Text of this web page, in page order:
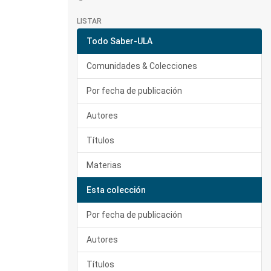
LISTAR
Todo Saber-ULA
Comunidades & Colecciones
Por fecha de publicación
Autores
Títulos
Materias
Esta colección
Por fecha de publicación
Autores
Títulos